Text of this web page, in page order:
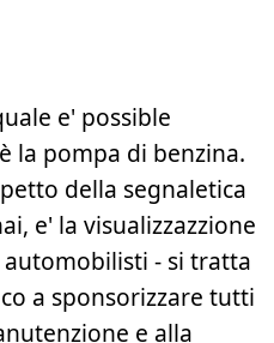
e' possible
la pompa di benzina.
della segnaletica
e' la visualizzazzione
- si tratta
a sponsorizzare tutti
e alla